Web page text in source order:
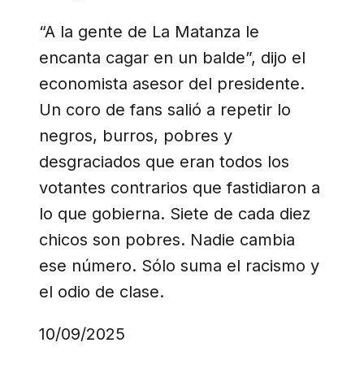
“A la gente de La Matanza le
encanta cagar en un balde”, dijo el
economista asesor del presidente.
Un coro de fans salió a repetir lo
negros, burros, pobres y
desgraciados que eran todos los
votantes contrarios que fastidiaron a
lo que gobierna. Siete de cada diez
chicos son pobres. Nadie cambia
ese número. Sólo suma el racismo y
el odio de clase.
10/09/2025